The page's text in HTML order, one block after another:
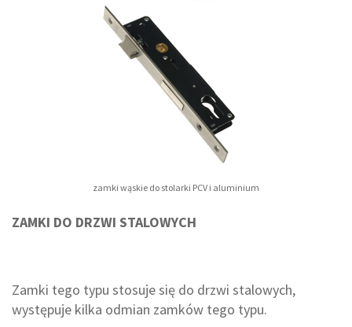
zamki wąskie do stolarki PCV i aluminium
ZAMKI DO DRZWI STALOWYCH
Zamki tego typu stosuje się do drzwi stalowych,
występuje kilka odmian zamków tego typu.